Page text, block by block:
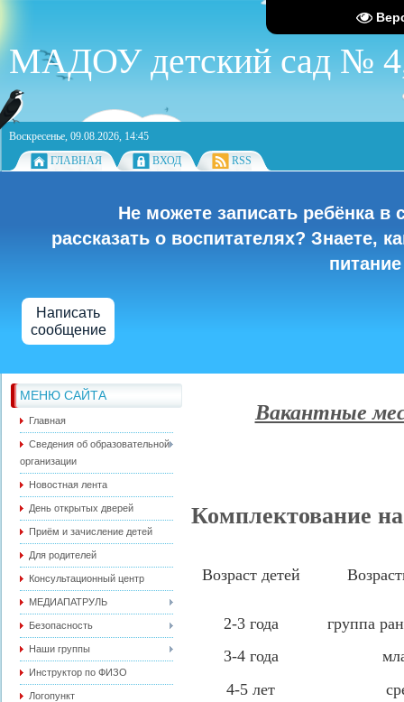
МАДОУ детский сад № 4,
Воскресенье, 09.08.2026, 14:45
ГЛАВНАЯ
ВХОД RSS
Не можете записать ребёнка в
рассказать о воспитателях? Знаете,
Написать
сообщение
МЕНЮ САЙТА
Главная
Сведения об образовательной
организации
Новостная лента
День открытых дверей
Приём и зачисление детей
Для родителей
Консультационный центр
МЕДИАПАТРУЛЬ
Безопасность
Наши группы
Инструктор по ФИЗО
Логопункт
Вакантные
Комплектование
Возраст детей
2-3 года
группа
3-4 года
4-5 лет